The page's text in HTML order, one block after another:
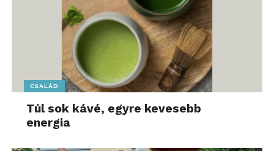
CSALÁD
Túl sok kávé, egyre kevesebb
energia